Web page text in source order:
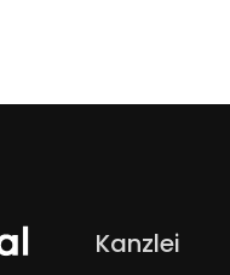
Navigation
Kanzlei